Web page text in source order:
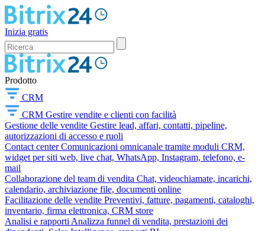
Inizia gratis
Prodotto
CRM
CRM Gestire vendite e clienti con facilità
Gestione delle vendite Gestire lead, affari, contatti, pipeline,
autorizzazioni di accesso e ruoli
Contact center Comunicazioni omnicanale tramite moduli CRM,
widget per siti web, live chat, WhatsApp, Instagram, telefono, e-
mail
Collaborazione del team di vendita Chat, videochiamate, incarichi,
calendario, archiviazione file, documenti online
Facilitazione delle vendite Preventivi, fatture, pagamenti, cataloghi,
inventario, firma elettronica, CRM store
Analisi e rapporti Analizza funnel di vendita, prestazioni dei